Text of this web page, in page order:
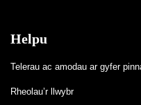
Helpu
Telerau ac amodau ar gyfer
Rheolau’r llwybr